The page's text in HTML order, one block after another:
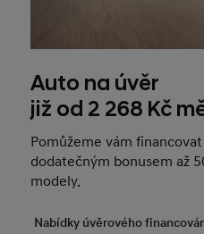
Auto na úvěr
již od 2 268 Kč
Pomůžeme vám
dodatečným bonusem až
modely.
Nabídky úvěrového